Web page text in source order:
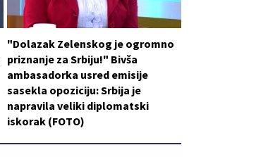
"Dolazak Zelenskog je ogromno
priznanje za Srbiju!" Bivša
ambasadorka usred emisije
sasekla opoziciju: Srbija je
napravila veliki diplomatski
iskorak (FOTO)